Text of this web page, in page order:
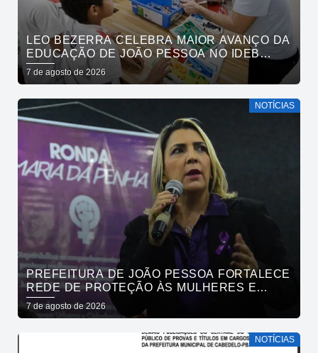
LEO BEZERRA CELEBRA MAIOR AVANÇO DA
EDUCAÇÃO DE JOÃO PESSOA NO IDEB
ENTRE CAPITAIS DO NORDESTE
7 de agosto de 2026
NOTÍCIAS
PREFEITURA DE JOÃO PESSOA FORTALECE
REDE DE PROTEÇÃO ÀS MULHERES E
ENTENDE QUE ACOLHER É SALVAR VIDAS
7 de agosto de 2026
NOTÍCIAS